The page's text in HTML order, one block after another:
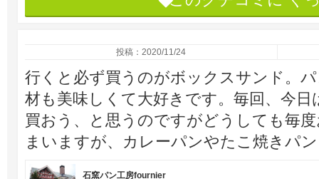
投稿：2020/11/24
行くと必ず買うのがボックスサンド。
材も美味しくて大好きです。毎回、今
買おう、と思うのですがどうしても毎
まいますが、カレーパンやたこ焼きパ
石窯パン工房fournier